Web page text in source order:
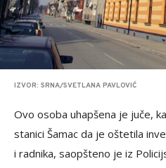
IZVOR: SRNA/SVETLANA PAVLOVIĆ
Ovo osoba uhapšena je juče,
stanici Šamac da je oštetila
i radnika, saopšteno je iz